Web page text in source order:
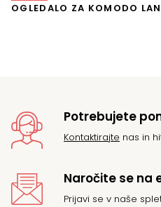
OGLEDALO ZA KOMODO
Potrebujete
Kontaktirajte nas in
Naročite se na
Prijavi se v naše